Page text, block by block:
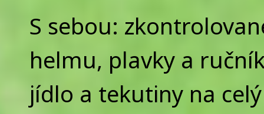
S sebou:
helmu, plavky a
jídlo a tekutiny na